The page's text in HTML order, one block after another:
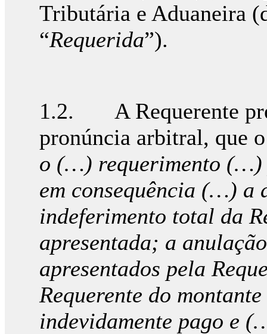
Tributária e Aduaneira
“Requerida”).
1.2. A Requerente
pronúncia arbitral, que
o (…) requerimento (…)
em consequência (…) a
indeferimento total da
apresentada; a
apresentados pela
Requerente do
indevidamente pago e